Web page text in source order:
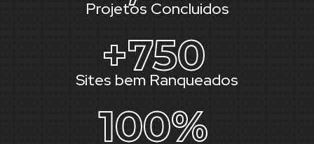
Projetos Concluidos
+750
Sites bem Ranqueados
100%